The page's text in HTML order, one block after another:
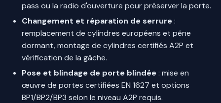
pass ou la radio d'ouverture pour préserver la porte.
Changement et réparation de serrure:
remplacement de cylindres européens et pêne
dormant, montage de cylindres certifiés A2P et
vérification de la gâche.
Pose et blindage de porte blindée: mise en
œuvre de portes certifiées EN 1627 et options
BP1/BP2/BP3 selon le niveau A2P requis.